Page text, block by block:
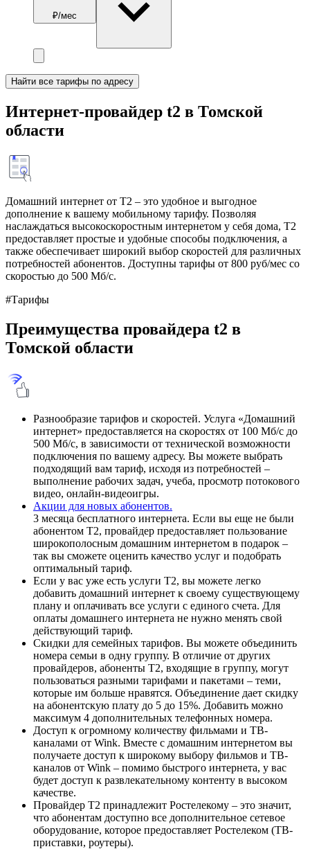
₽/мес
Найти все тарифы по адресу
Интернет-провайдер t2 в Томской
области
Домашний интернет от Т2 – это удобное и выгодное
дополнение к вашему мобильному тарифу. Позволяя
наслаждаться высокоскоростным интернетом у себя дома, Т2
предоставляет простые и удобные способы подключения, а
также обеспечивает широкий выбор скоростей для различных
потребностей абонентов. Доступны тарифы от 800 руб/мес со
скоростью до 500 Мб/с.
#Тарифы
Преимущества провайдера t2 в
Томской области
Разнообразие тарифов и скоростей. Услуга «Домашний
интернет» предоставляется на скоростях от 100 Мб/с до
500 Мб/с, в зависимости от технической возможности
подключения по вашему адресу. Вы можете выбрать
подходящий вам тариф, исходя из потребностей –
выполнение рабочих задач, учеба, просмотр потокового
видео, онлайн-видеоигры.
Акции для новых абонентов.
3 месяца бесплатного интернета. Если вы еще не были
абонентом Т2, провайдер предоставляет пользование
широкополосным домашним интернетом в подарок –
так вы сможете оценить качество услуг и подобрать
оптимальный тариф.
Если у вас уже есть услуги Т2, вы можете легко
добавить домашний интернет к своему существующему
плану и оплачивать все услуги с единого счета. Для
оплаты домашнего интернета не нужно менять свой
действующий тариф.
Скидки для семейных тарифов. Вы можете объединить
номера семьи в одну группу. В отличие от других
провайдеров, абоненты Т2, входящие в группу, могут
пользоваться разными тарифами и пакетами – теми,
которые им больше нравятся. Объединение дает скидку
на абонентскую плату до 5 до 15%. Добавить можно
максимум 4 дополнительных телефонных номера.
Доступ к огромному количеству фильмами и ТВ-
каналами от Wink. Вместе с домашним интернетом вы
получаете доступ к широкому выбору фильмов и ТВ-
каналов от Wink – помимо быстрого интернета, у вас
будет доступ к развлекательному контенту в высоком
качестве.
Провайдер Т2 принадлежит Ростелекому – это значит,
что абонентам доступно все дополнительное сетевое
оборудование, которое предоставляет Ростелеком (ТВ-
приставки, роутеры).